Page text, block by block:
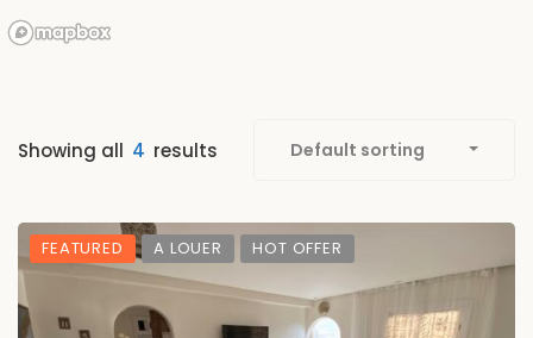
Showing all 4 results Default sorting
FEATURED A LOUER HOT OFFER